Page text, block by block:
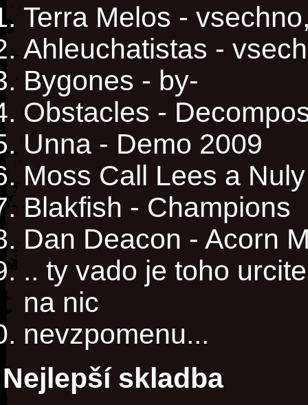
Terra Melos -
Ahleuchatistas -
Bygones - by-
Obstacles -
Unna - Demo 2009
Moss Call Lees a
Blakfish - Champions
Dan Deacon - Acorn
.. ty vado je toho
na nic
nevzpomenu...
Nejlepší skladba